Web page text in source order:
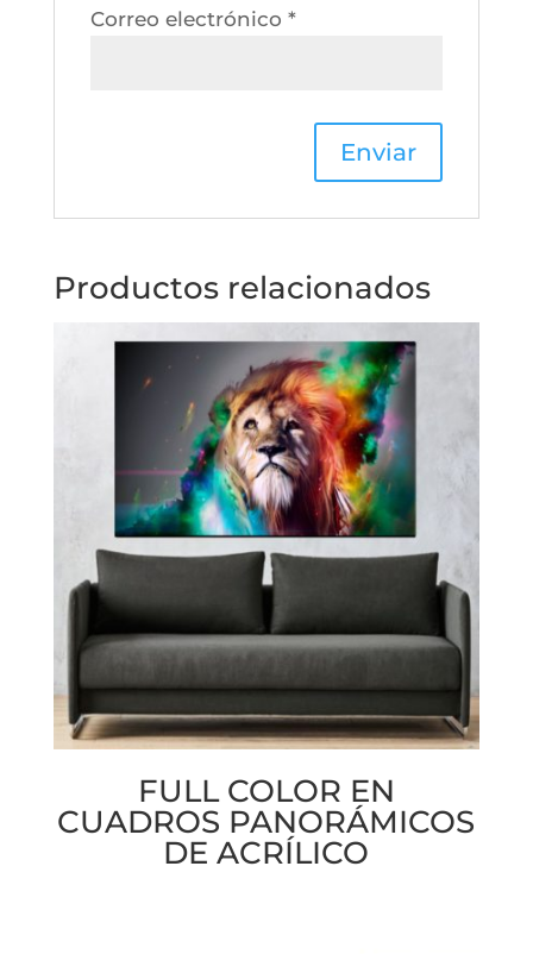
Correo electrónico *
Productos relacionados
FULL COLOR EN
CUADROS PANORÁMICOS
DE ACRÍLICO